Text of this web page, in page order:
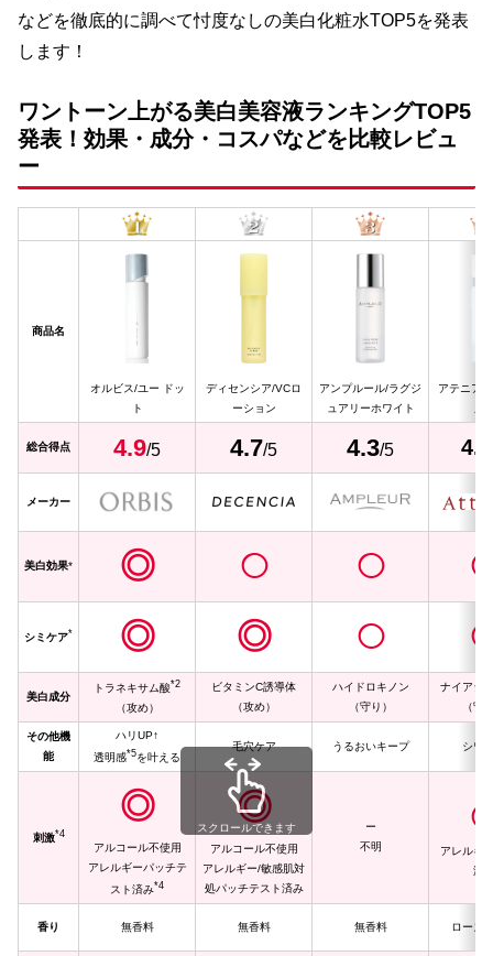
などを徹底的に調べて忖度なしの美白化粧水TOP5を発表
します！
ワントーン上がる美白美容液ランキングTOP5
発表！効果・成分・コスパなどを比較レビュ
ー
商品名
オルビス/ユー ドッ
ト
ディセンシア/VCロ
ーション
アンプルール/ラグジ
ュアリーホワイト
アテニア/
総合得点 4.9/5 4.7/5 4.3/5 4.1
メーカー
美白効果* ◎ ◯ ◯
シミケア* ◎ ◎ ◯
美白成分
トラネキサム酸*2
（攻め）
ビタミンC誘導体
（攻め）
ハイドロキノン
（守り）
ナイアシ
（守
その他機
能
ハリUP↑
透明感*5を叶える
毛穴ケア うるおいキープ シワ
刺激*4
◎
アルコール不使用
アレルギーパッチテ
スト済み*4
◎
アルコール不使用
アレルギー/敏感肌対
処パッチテスト済み
ー
不明
アレルギ
済
香り 無香料 無香料 無香料 ローズ
スクロールできます